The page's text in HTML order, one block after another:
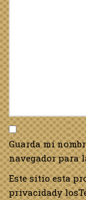
Guarda mi
navegador para
Este sitio esta
privacidady los